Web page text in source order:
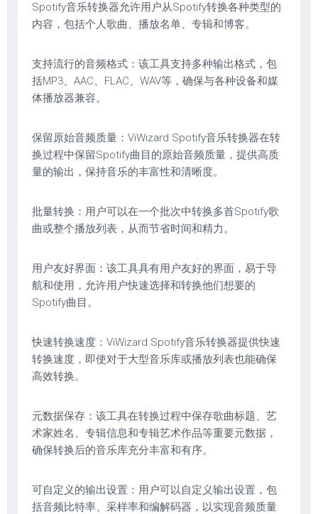
Spotify音乐转换器允许用户从Spotify转换各种类型的
内容，包括个人歌曲、播放名单、专辑和博客。
支持流行的音频格式：该工具支持多种输出格式，包
括MP3、AAC、FLAC、WAV等，确保与各种设备和媒
体播放器兼容。
保留原始音频质量：ViWizard Spotify音乐转换器在转
换过程中保留Spotify曲目的原始音频质量，提供高质
量的输出，保持音乐的丰富性和清晰度。
批量转换：用户可以在一个批次中转换多首Spotify歌
曲或整个播放列表，从而节省时间和精力。
用户友好界面：该工具具有用户友好的界面，易于导
航和使用，允许用户快速选择和转换他们想要的
Spotify曲目。
快速转换速度：ViWizard Spotify音乐转换器提供快速
转换速度，即使对于大型音乐库或播放列表也能确保
高效转换。
元数据保存：该工具在转换过程中保存歌曲标题、艺
术家姓名、专辑信息和专辑艺术作品等重要元数据，
确保转换后的音乐库充分丰富和有序。
可自定义的输出设置：用户可以自定义输出设置，包
括音频比特率、采样率和编解码器，以实现音频质量